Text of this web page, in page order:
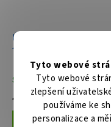
Tyto webové
Tyto webové
zlepšení
používáme ke
personalizace a
Úhlová vrtačka 2-
13mm,710W
Skladem
11 420 Kč
Do košíku